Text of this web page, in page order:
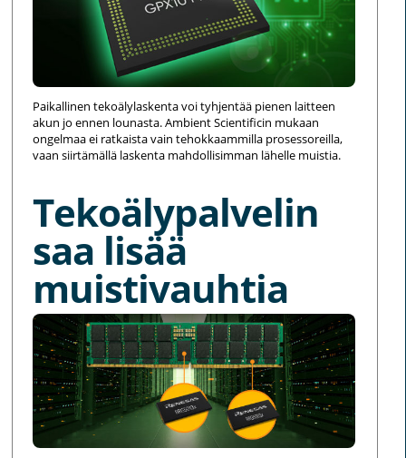
Paikallinen tekoälylaskenta voi tyhjentää pienen laitteen
akun jo ennen lounasta. Ambient Scientificin mukaan
ongelmaa ei ratkaista vain tehokkaammilla prosessoreilla,
vaan siirtämällä laskenta mahdollisimman lähelle muistia.
Tekoälypalvelin
saa lisää
muistivauhtia